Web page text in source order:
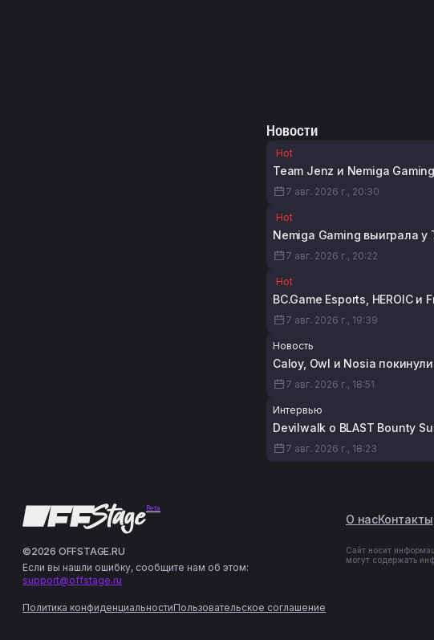
Новости
Hot
Team Jenz и Nemiga
7 авг. 2026 г., 20:30
Hot
Nemiga Gaming выиграла у
7 авг. 2026 г., 20:22
Hot
BC.Game Esports, HEROIC
7 авг. 2026 г., 19:39
Новость
Caloy, Owl и Nosia
7 авг. 2026 г., 18:51
Интервью
Devilwalk о BLAST Bounty
7 авг. 2026 г., 18:23
Beta
О насКонтакты
©2026 OFFSTAGE.RU
Если вы нашли ошибку, сообщите нам об этом:
support@offstage.ru
Политика конфиденциальностиПользовательское соглашение
Сайт носит
могут содержать